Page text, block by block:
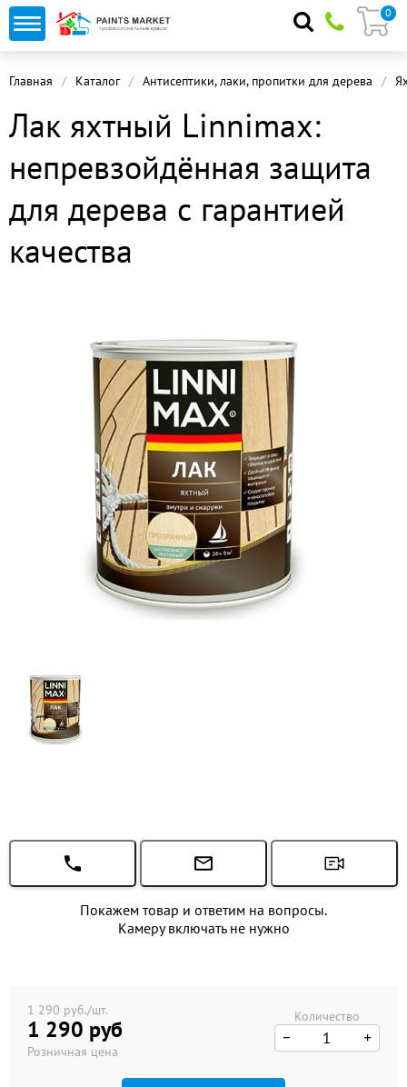
0
Главная Каталог Антисептики, лаки, пропитки для дерева
Лак яхтный Linnimax:
непревзойдённая защита
для дерева с гарантией
качества
Покажем товар и ответим на вопросы.
Камеру включать не нужно
1 290 руб./шт.
1 290 руб
Розничная цена
Количество